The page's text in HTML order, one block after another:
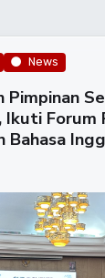
News
Pimpinan
Ikuti Forum
Bahasa